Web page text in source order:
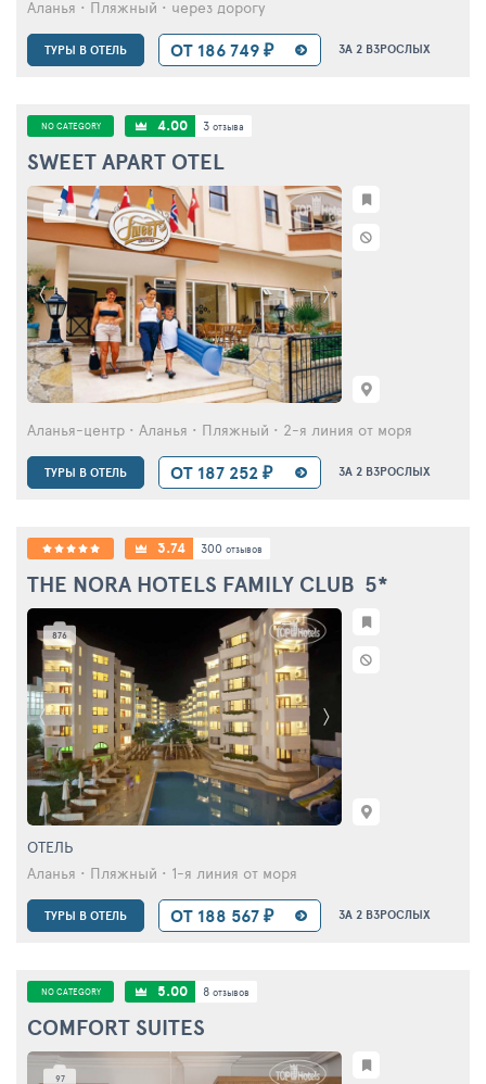
Аланья • Пляжный • через дорогу
ТУРЫ В ОТЕЛЬ ОТ 186 749 ₽ ЗА 2 ВЗРОСЛЫХ
7
NO CATEGORY 4.00 3 отзыва
SWEET APART OTEL
Аланья-центр • Аланья • Пляжный • 2-я линия от моря
ТУРЫ В ОТЕЛЬ ОТ 187 252 ₽ ЗА 2 ВЗРОСЛЫХ
876
3.74 300 отзывов
THE NORA HOTELS FAMILY CLUB 5*
ОТЕЛЬ
Аланья • Пляжный • 1-я линия от моря
ТУРЫ В ОТЕЛЬ ОТ 188 567 ₽ ЗА 2 ВЗРОСЛЫХ
97
NO CATEGORY 5.00 8 отзывов
COMFORT SUITES